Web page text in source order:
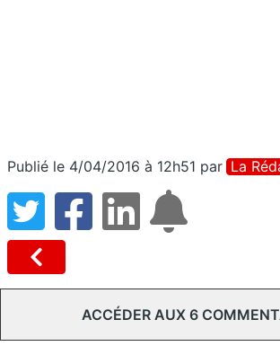
Publié le 4/04/2016 à 12h51 par La
ACCÉDER AUX 6